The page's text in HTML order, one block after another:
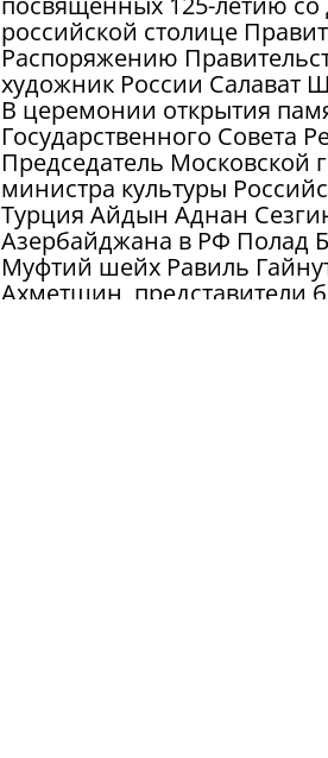
российской столице
Распоряжению
художник России Салават
В церемонии открытия
Государственного Совета
Председатель Московской
министра культуры
Турция Айдын Аднан
Азербайджана в РФ Полад
Муфтий шейх Равиль
Ахметшин, представители